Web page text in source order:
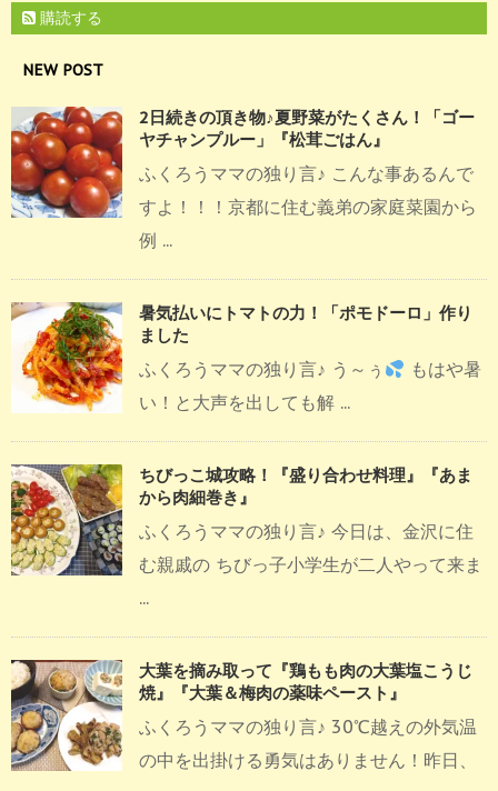
購読する
NEW POST
2日続きの頂き物♪夏野菜がたくさん！「ゴー
ヤチャンプルー」『松茸ごはん』
ふくろうママの独り言♪ こんな事あるんで
すよ！！！京都に住む義弟の家庭菜園から
例 ...
暑気払いにトマトの力！「ポモドーロ」作り
ました
ふくろうママの独り言♪ う～ぅ
もはや暑
い！と大声を出しても解 ...
ちびっこ城攻略！『盛り合わせ料理』『あま
から肉細巻き』
ふくろうママの独り言♪ 今日は、金沢に住
む親戚の ちびっ子小学生が二人やって来ま
...
大葉を摘み取って『鶏もも肉の大葉塩こうじ
焼』『大葉＆梅肉の薬味ペースト』
ふくろうママの独り言♪ 30℃越えの外気温
の中を出掛ける勇気はありません！昨日、